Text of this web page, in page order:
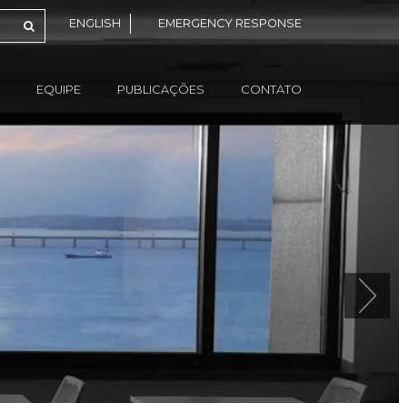
ENGLISH EMERGENCY RESPONSE
EQUIPE PUBLICAÇÕES CONTATO